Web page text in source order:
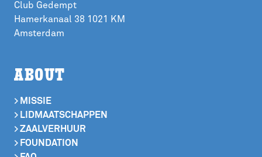
Club Gedempt
Hamerkanaal 38 1021 KM
Amsterdam
ABOUT
> MISSIE
> LIDMAATSCHAPPEN
> ZAALVERHUUR
> FOUNDATION